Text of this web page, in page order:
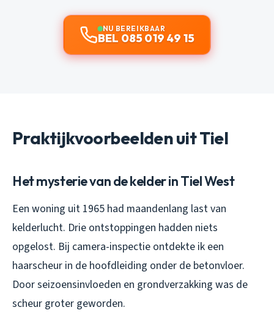
NU BEREIKBAAR
BEL 085 019 49 15
Praktijkvoorbeelden uit Tiel
Het mysterie van de kelder in Tiel West
Een woning uit 1965 had maandenlang last van
kelderlucht. Drie ontstoppingen hadden niets
opgelost. Bij camera-inspectie ontdekte ik een
haarscheur in de hoofdleiding onder de betonvloer.
Door seizoensinvloeden en grondverzakking was de
scheur groter geworden.